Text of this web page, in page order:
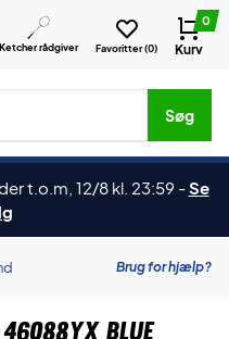
Ketcher rådgiver Favoritter (0)
0
Kurv
etc.
Søg
t.o.m, 12/8 kl. 23:59 -Se
Brug for hjælp?
Blue